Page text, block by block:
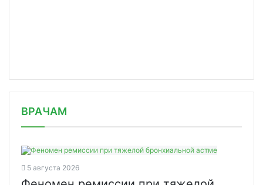
ВРАЧАМ
5 августа 2026